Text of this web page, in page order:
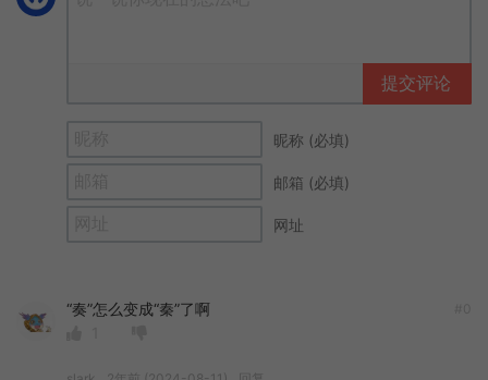
提交评论
昵称 (必填)
邮箱 (必填)
网址
“奏”怎么变成“秦”了啊